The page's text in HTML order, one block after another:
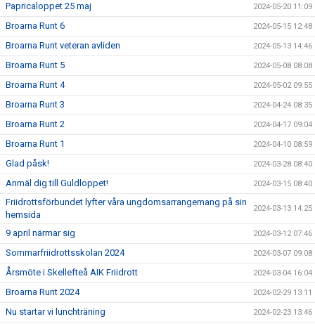
Papricaloppet 25 maj 2024-05-20 11:09
Broarna Runt 6 2024-05-15 12:48
Broarna Runt veteran avliden 2024-05-13 14:46
Broarna Runt 5 2024-05-08 08:08
Broarna Runt 4 2024-05-02 09:55
Broarna Runt 3 2024-04-24 08:35
Broarna Runt 2 2024-04-17 09:04
Broarna Runt 1 2024-04-10 08:59
Glad påsk! 2024-03-28 08:40
Anmäl dig till Guldloppet! 2024-03-15 08:40
Friidrottsförbundet lyfter våra ungdomsarrangemang på sin
hemsida
2024-03-13 14:25
9 april närmar sig 2024-03-12 07:46
Sommarfriidrottsskolan 2024 2024-03-07 09:08
Årsmöte i Skellefteå AIK Friidrott 2024-03-04 16:04
Broarna Runt 2024 2024-02-29 13:11
Nu startar vi lunchträning 2024-02-23 13:46